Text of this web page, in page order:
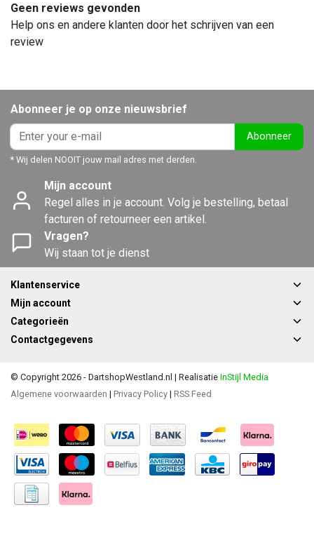
Geen reviews gevonden
Help ons en andere klanten door het schrijven van een
review
Abonneer je op onze nieuwsbrief
Abonneer
* Wij delen NOOIT jouw mail adres met derden.
Mijn account
Regel alles in je account. Volg je bestelling, betaal
facturen of retourneer een artikel.
Vragen?
Wij staan tot je dienst
Klantenservice
Mijn account
Categorieën
Contactgegevens
© Copyright 2026 - DartshopWestland.nl | Realisatie InStijl Media
Algemene voorwaarden | Privacy Policy | RSS Feed